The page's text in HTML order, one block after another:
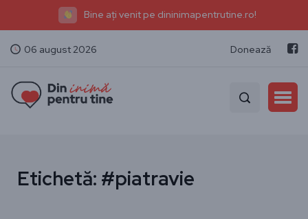
Bine ați venit pe dininimapentrutine.ro!
06 august 2026 Donează
Etichetă: #piatravie